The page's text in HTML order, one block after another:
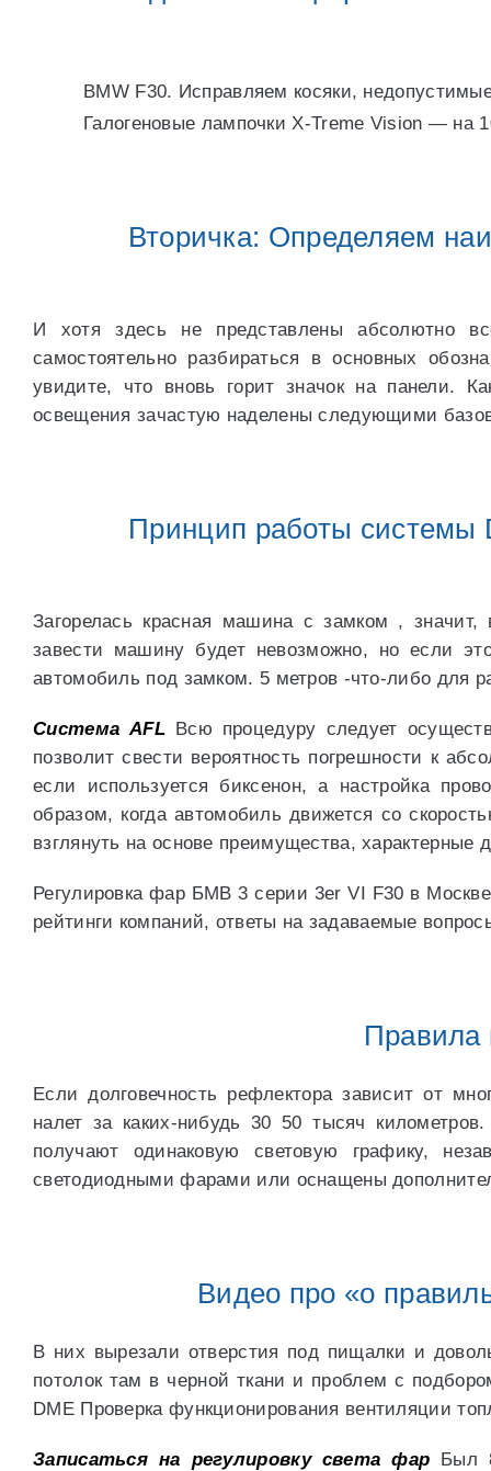
BMW F30. Исправляем косяки,
Галогеновые лампочки X-Treme Vision — на
Вторичка: Определяем
И хотя здесь не представлены абсолютно
самостоятельно разбираться в основных
увидите, что вновь горит значок на панели.
освещения зачастую наделены следующими
Принцип работы системы
Загорелась красная машина с замком ,
завести машину будет невозможно, но если
автомобиль под замком. 5 метров -что-либо для
Система AFL Всю процедуру следует
позволит свести вероятность погрешности к
если используется биксенон, а настройка
образом, когда автомобиль движется со
взглянуть на основе преимущества,
Регулировка фар БМВ 3 серии 3er VI F30 в
рейтинги компаний, ответы на задаваемые
Правила
Если долговечность рефлектора зависит от
налет за каких-нибудь 30 50 тысяч
получают одинаковую световую графику,
светодиодными фарами или оснащены
Видео про «о
В них вырезали отверстия под пищалки и
потолок там в черной ткани и проблем с
DME Проверка функционирования вентиляции
Записаться на регулировку света фар Был